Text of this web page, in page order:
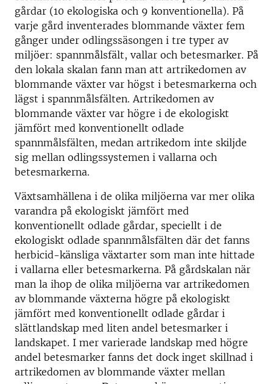
gårdar (10 ekologiska och 9 konventionella). På
varje gård inventerades blommande växter fem
gånger under odlingssäsongen i tre typer av
miljöer: spannmålsfält, vallar och betesmarker. På
den lokala skalan fann man att artrikedomen av
blommande växter var högst i betesmarkerna och
lägst i spannmålsfälten. Artrikedomen av
blommande växter var högre i de ekologiskt
jämfört med konventionellt odlade
spannmålsfälten, medan artrikedom inte skiljde
sig mellan odlingssystemen i vallarna och
betesmarkerna.
Växtsamhällena i de olika miljöerna var mer olika
varandra på ekologiskt jämfört med
konventionellt odlade gårdar, speciellt i de
ekologiskt odlade spannmålsfälten där det fanns
herbicid-känsliga växtarter som man inte hittade
i vallarna eller betesmarkerna. På gårdskalan när
man la ihop de olika miljöerna var artrikedomen
av blommande växterna högre på ekologiskt
jämfört med konventionellt odlade gårdar i
slättlandskap med liten andel betesmarker i
landskapet. I mer varierade landskap med högre
andel betesmarker fanns det dock inget skillnad i
artrikedomen av blommande växter mellan